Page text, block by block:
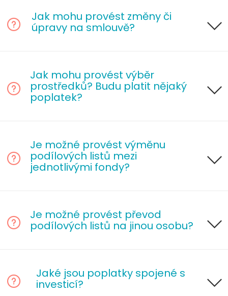
Jak mohu provést změny či
úpravy na smlouvě?
Jak mohu provést výběr
prostředků? Budu platit nějaký
poplatek?
Je možné provést výměnu
podílových listů mezi
jednotlivými fondy?
Je možné provést převod
podílových listů na jinou osobu?
Jaké jsou poplatky spojené s
investicí?